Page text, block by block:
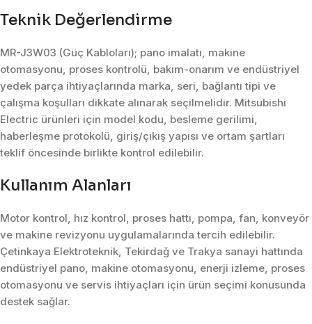
Teknik Değerlendirme
MR-J3W03 (Güç Kabloları); pano imalatı, makine
otomasyonu, proses kontrolü, bakım-onarım ve endüstriyel
yedek parça ihtiyaçlarında marka, seri, bağlantı tipi ve
çalışma koşulları dikkate alınarak seçilmelidir. Mitsubishi
Electric ürünleri için model kodu, besleme gerilimi,
haberleşme protokolü, giriş/çıkış yapısı ve ortam şartları
teklif öncesinde birlikte kontrol edilebilir.
Kullanım Alanları
Motor kontrol, hız kontrol, proses hattı, pompa, fan, konveyör
ve makine revizyonu uygulamalarında tercih edilebilir.
Çetinkaya Elektroteknik, Tekirdağ ve Trakya sanayi hattında
endüstriyel pano, makine otomasyonu, enerji izleme, proses
otomasyonu ve servis ihtiyaçları için ürün seçimi konusunda
destek sağlar.